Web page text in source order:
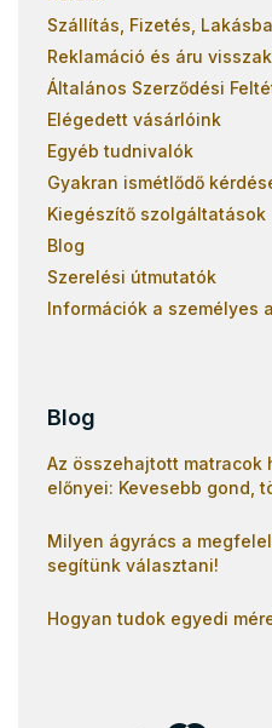
Szállítás, Fizetés,
Reklamáció és áru
Általános Szerződési
Elégedett vásárlóink
Egyéb tudnivalók
Gyakran ismétlődő
Kiegészítő szolgáltatások
Blog
Szerelési útmutatók
Információk a személyes
Blog
Az összehajtott matracok
előnyei: Kevesebb gond,
Milyen ágyrács a
segítünk választani!
Hogyan tudok egyedi